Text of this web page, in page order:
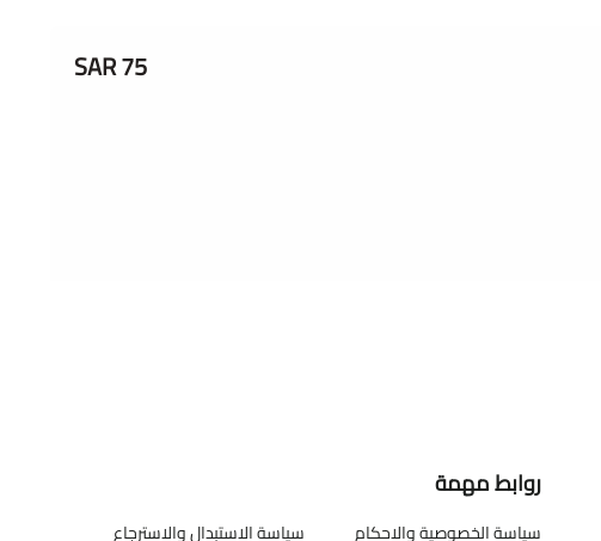
75 SAR
روابط مهمة
سياسة الخصوصية والاحكام
سياسة الاستبدال والاسترجاع